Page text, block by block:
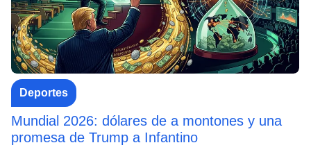
Deportes
Mundial 2026: dólares de a montones y una
promesa de Trump a Infantino